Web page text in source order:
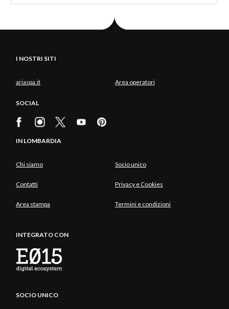
I NOSTRI SITI
ariaspa.it Area operatori
SOCIAL
IN LOMBARDIA
Chi siamo Socio unico
Contatti Privacy e Cookies
Area stampa Termini e condizioni
INTEGRATO CON
SOCIO UNICO